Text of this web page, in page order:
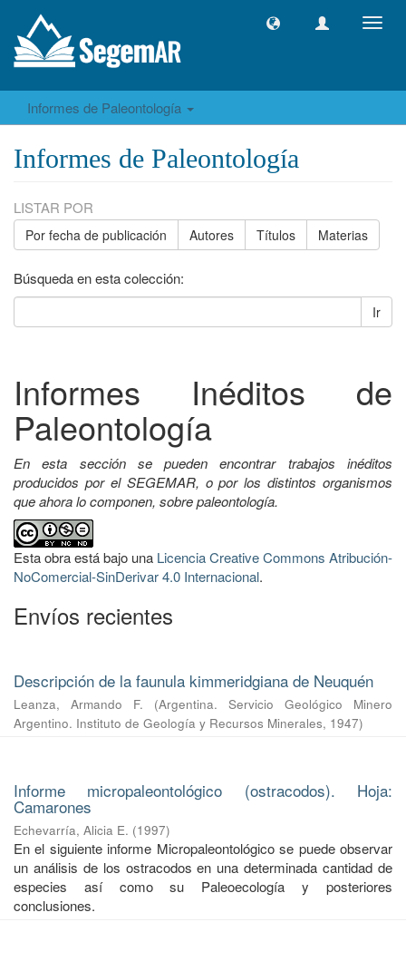
Informes de Paleontología
Informes de Paleontología
LISTAR POR
Por fecha de publicación Autores Títulos Materias
Búsqueda en esta colección:
Ir
Informes Inéditos de
Paleontología
En esta sección se pueden encontrar trabajos inéditos
producidos por el SEGEMAR, o por los distintos organismos
que ahora lo componen, sobre paleontología.
Esta obra está bajo una Licencia Creative Commons Atribución-
NoComercial-SinDerivar 4.0 Internacional.
Envíos recientes
Descripción de la faunula kimmeridgiana de Neuquén
Leanza, Armando F. (Argentina. Servicio Geológico Minero
Argentino. Instituto de Geología y Recursos Minerales, 1947)
Informe micropaleontológico (ostracodos). Hoja:
Camarones
Echevarría, Alicia E. (1997)
En el siguiente informe Micropaleontológico se puede observar
un análisis de los ostracodos en una determinada cantidad de
especies así como su Paleoecología y posteriores
conclusiones.